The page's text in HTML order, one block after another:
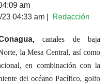
am
23 04:33 am| Redacción
canales de baja
la Mesa Central, así como
en combinación con la
del océano Pacífico, golfo